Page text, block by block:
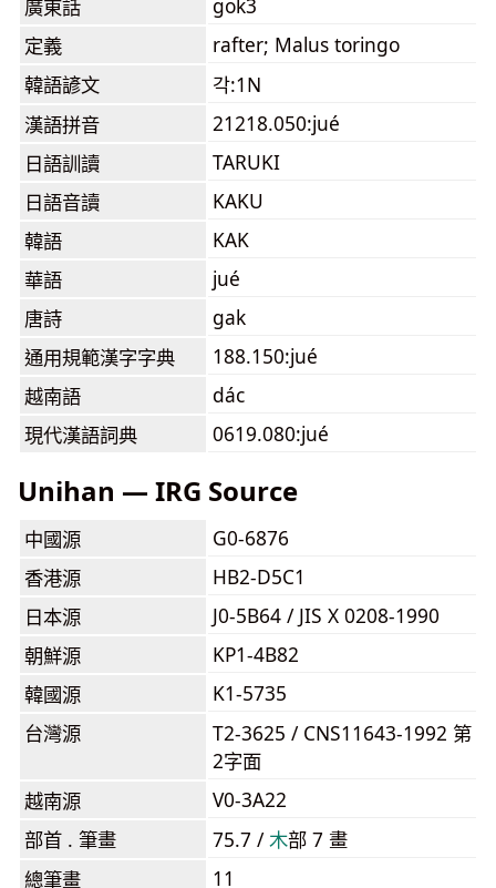
廣東話
gok3
定義
rafter; Malus toringo
韓語諺文
각:1N
漢語拼音
21218.050:jué
日語訓讀
TARUKI
日語音讀
KAKU
韓語
KAK
華語
jué
唐詩
gak
通用規範漢字字典
188.150:jué
越南語
dác
現代漢語詞典
0619.080:jué
Unihan — IRG Source
中國源
G0-6876
香港源
HB2-D5C1
日本源
J0-5B64 / JIS X 0208-1990
朝鮮源
KP1-4B82
韓國源
K1-5735
台灣源
T2-3625 / CNS11643-1992 第
2字面
越南源
V0-3A22
部首 . 筆畫
75.7 /⽊部 7 畫
總筆畫
11